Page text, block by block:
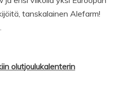
tanskalainen Alefarm!
olutjoulukalenterin